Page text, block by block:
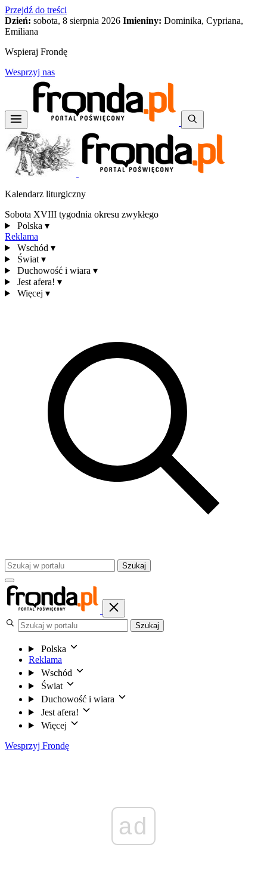
Przejdź do treści
Dzień: sobota, 8 sierpnia 2026 Imieniny: Dominika, Cypriana,
Emiliana
Wspieraj Frondę
Wesprzyj nas
Kalendarz liturgiczny
Sobota XVIII tygodnia okresu zwykłego
Polska ▾
Reklama
Wschód ▾
Świat ▾
Duchowość i wiara ▾
Jest afera! ▾
Więcej ▾
Szukaj
Szukaj
Polska
Reklama
Wschód
Świat
Duchowość i wiara
Jest afera!
Więcej
Wesprzyj Frondę
ad